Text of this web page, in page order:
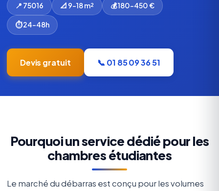
📍 75016 📐 9-18 m² 💰 180-450 €
⏱ 24-48h
Devis gratuit 📞 01 85 09 36 51
Pourquoi un service dédié pour les
chambres étudiantes
Le marché du débarras est conçu pour les volumes